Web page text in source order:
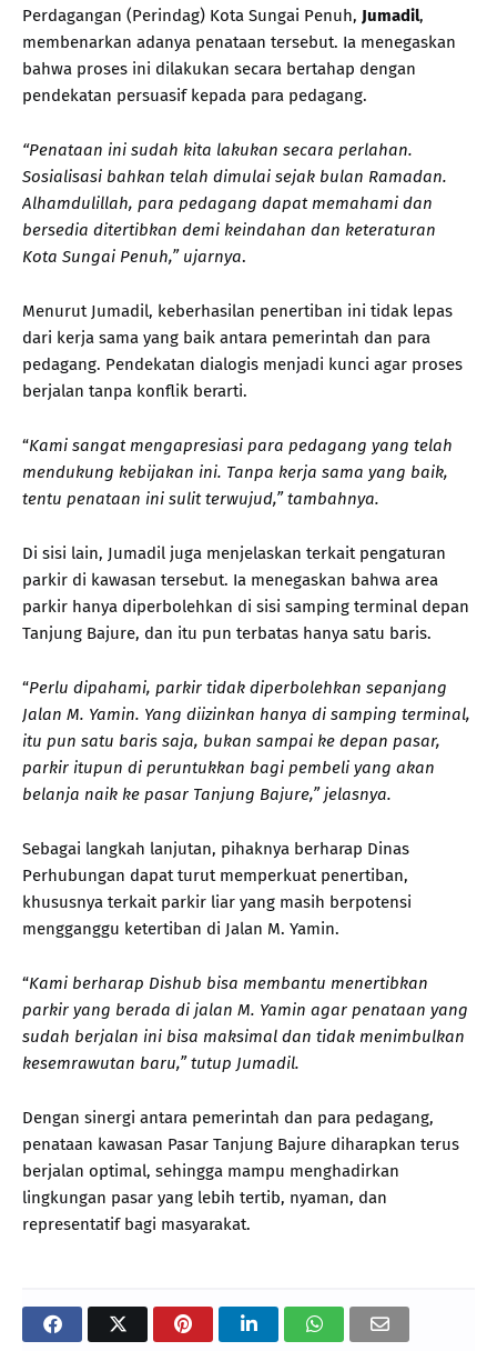
Perdagangan (Perindag) Kota Sungai Penuh, Jumadil,
membenarkan adanya penataan tersebut. Ia menegaskan
bahwa proses ini dilakukan secara bertahap dengan
pendekatan persuasif kepada para pedagang.
“Penataan ini sudah kita lakukan secara perlahan.
Sosialisasi bahkan telah dimulai sejak bulan Ramadan.
Alhamdulillah, para pedagang dapat memahami dan
bersedia ditertibkan demi keindahan dan keteraturan
Kota Sungai Penuh,” ujarnya.
Menurut Jumadil, keberhasilan penertiban ini tidak lepas
dari kerja sama yang baik antara pemerintah dan para
pedagang. Pendekatan dialogis menjadi kunci agar proses
berjalan tanpa konflik berarti.
“Kami sangat mengapresiasi para pedagang yang telah
mendukung kebijakan ini. Tanpa kerja sama yang baik,
tentu penataan ini sulit terwujud,” tambahnya.
Di sisi lain, Jumadil juga menjelaskan terkait pengaturan
parkir di kawasan tersebut. Ia menegaskan bahwa area
parkir hanya diperbolehkan di sisi samping terminal depan
Tanjung Bajure, dan itu pun terbatas hanya satu baris.
“Perlu dipahami, parkir tidak diperbolehkan sepanjang
Jalan M. Yamin. Yang diizinkan hanya di samping terminal,
itu pun satu baris saja, bukan sampai ke depan pasar,
parkir itupun di peruntukkan bagi pembeli yang akan
belanja naik ke pasar Tanjung Bajure,” jelasnya.
Sebagai langkah lanjutan, pihaknya berharap Dinas
Perhubungan dapat turut memperkuat penertiban,
khususnya terkait parkir liar yang masih berpotensi
mengganggu ketertiban di Jalan M. Yamin.
“Kami berharap Dishub bisa membantu menertibkan
parkir yang berada di jalan M. Yamin agar penataan yang
sudah berjalan ini bisa maksimal dan tidak menimbulkan
kesemrawutan baru,” tutup Jumadil.
Dengan sinergi antara pemerintah dan para pedagang,
penataan kawasan Pasar Tanjung Bajure diharapkan terus
berjalan optimal, sehingga mampu menghadirkan
lingkungan pasar yang lebih tertib, nyaman, dan
representatif bagi masyarakat.